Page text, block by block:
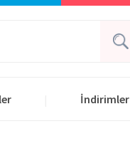
İndirimler